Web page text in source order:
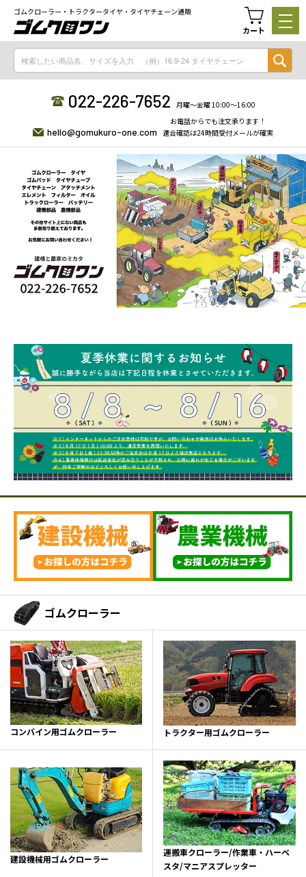
ゴムクローラー・トラクタータイヤ・タイヤチェーン通販
カート
022-226-7652 月曜〜金曜 10:00〜16:00
hello@gomukuro-one.com
お電話からでも注文承ります！
適合確認は24時間受付メールが確実
ゴムクローラー
コンバイン用ゴムクローラー トラクター用ゴムクローラー
建設機械用ゴムクローラー
運搬車クローラー/作業車・ハーベ
スタ/マニアスプレッター